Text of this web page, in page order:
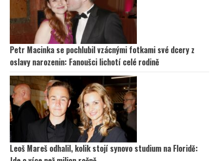
Petr Macinka se pochlubil vzácnými fotkami své dcery z
oslavy narozenin: Fanoušci lichotí celé rodině
Leoš Mareš odhalil, kolik stojí synovo studium na Floridě: